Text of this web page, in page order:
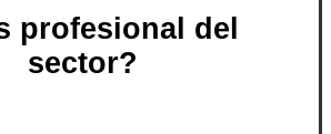
profesional del
sector?